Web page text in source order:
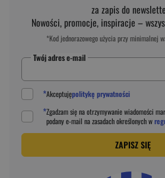
za zapis do
Nowości, promocje, inspiracje –
*Kod jednorazowego użycia przy minimalnej
Twój adres e-mail
*Akceptujępolitykę prywatności
*Zgadzam się na otrzymywanie wiadomości
podanye-mail na zasadach określonych w
ZAPISZ SIĘ